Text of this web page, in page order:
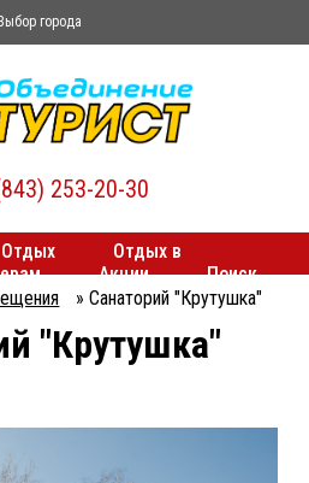
Выбор города
253-20-30
Отдых
Отдых в
Акции
Поиск
»Санаторий "Крутушка"
"Крутушка"